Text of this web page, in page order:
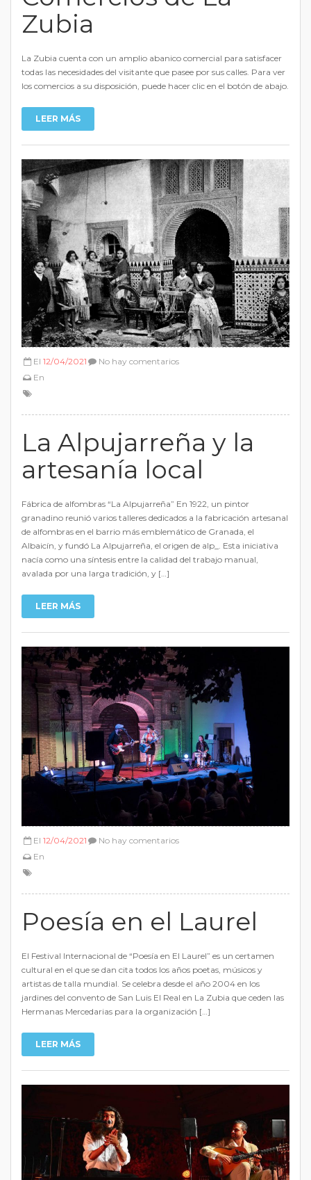
Zubia
La Zubia cuenta con un amplio abanico comercial para satisfacer
todas las necesidades del visitante que pasee por sus calles. Para ver
los comercios a su disposición, puede hacer clic en el botón de abajo.
LEER MÁS
El 12/04/2021
En
No hay comentarios
La Alpujarreña y la
artesanía local
Fábrica de alfombras “La Alpujarreña” En 1922, un pintor
granadino reunió varios talleres dedicados a la fabricación artesanal
de alfombras en el barrio más emblemático de Granada, el
Albaicín, y fundó La Alpujarreña, el origen de alp_. Esta iniciativa
nacía como una síntesis entre la calidad del trabajo manual,
avalada por una larga tradición, y […]
LEER MÁS
El 12/04/2021
En
No hay comentarios
Poesía en el Laurel
El Festival Internacional de “Poesía en El Laurel” es un certamen
cultural en el que se dan cita todos los años poetas, músicos y
artistas de talla mundial. Se celebra desde el año 2004 en los
jardines del convento de San Luis El Real en La Zubia que ceden las
Hermanas Mercedarias para la organización […]
LEER MÁS